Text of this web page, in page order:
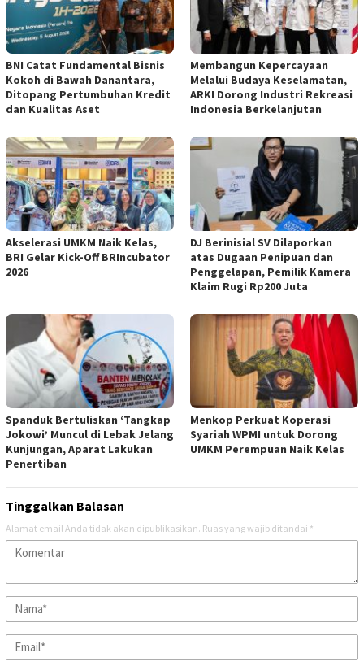
BNI Catat Fundamental Bisnis
Kokoh di Bawah Danantara,
Ditopang Pertumbuhan Kredit
dan Kualitas Aset
Membangun Kepercayaan
Melalui Budaya Keselamatan,
ARKI Dorong Industri Rekreasi
Indonesia Berkelanjutan
Akselerasi UMKM Naik Kelas,
BRI Gelar Kick-Off BRIncubator
2026
DJ Berinisial SV Dilaporkan
atas Dugaan Penipuan dan
Penggelapan, Pemilik Kamera
Klaim Rugi Rp200 Juta
Spanduk Bertuliskan ‘Tangkap
Jokowi’ Muncul di Lebak Jelang
Kunjungan, Aparat Lakukan
Penertiban
Menkop Perkuat Koperasi
Syariah WPMI untuk Dorong
UMKM Perempuan Naik Kelas
Tinggalkan Balasan
Alamat email Anda tidak akan dipublikasikan. Ruas yang wajib ditandai *